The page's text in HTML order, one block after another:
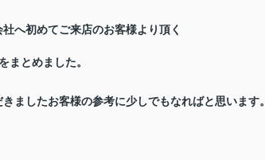
へ初めてご来店のお客様より頂く
をまとめました。
ましたお客様の参考に少しでもなればと思います。